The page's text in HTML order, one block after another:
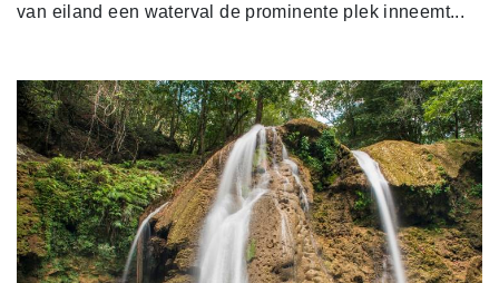
van eiland een waterval de prominente plek inneemt...